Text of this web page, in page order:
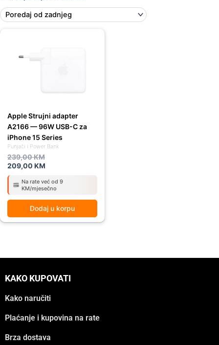
Punjači i Power Bank
Apple Strujni adapter
A2166 — 96W USB-C za
iPhone 15 Series
239,00KM
239,00 KM.
209,00 KM
209,00 KM.
Na rate već od 9
KM/mjesečno
Dodaj u korpu
KAKO KUPOVATI
Kako naručiti
Plaćanje i kupovina na rate
Brza dostava